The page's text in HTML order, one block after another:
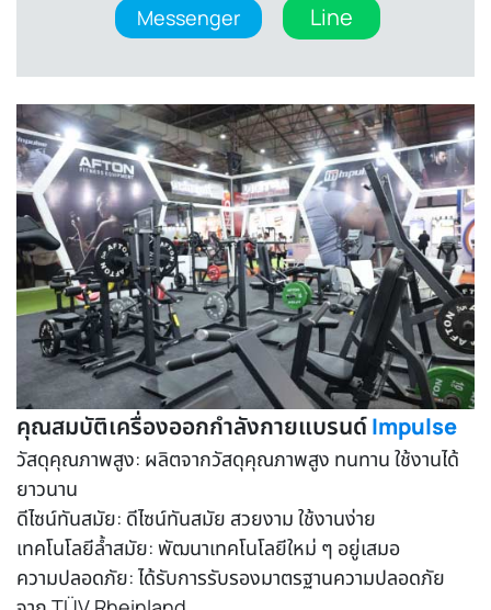
Messenger
Line
คุณสมบัติเครื่องออกกำลังกายแบรนด์Impulse
วัสดุคุณภาพสูง: ผลิตจากวัสดุคุณภาพสูง ทนทาน ใช้งานได้
ยาวนาน
ดีไซน์ทันสมัย: ดีไซน์ทันสมัย สวยงาม ใช้งานง่าย
เทคโนโลยีล้ำสมัย: พัฒนาเทคโนโลยีใหม่ ๆ อยู่เสมอ
ความปลอดภัย: ได้รับการรับรองมาตรฐานความปลอดภัย